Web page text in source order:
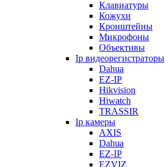
Клавиатуры
Кожухи
Кронштейны
Микрофоны
Объективы
Ip видеорегистраторы
Dahua
EZ-IP
Hikvision
Hiwatch
TRASSIR
Ip камеры
AXIS
Dahua
EZ-IP
EZVIZ